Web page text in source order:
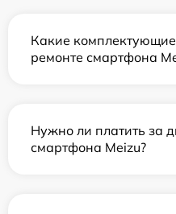
Какие
ремонте смартфона
Нужно ли платить за
смартфона Meizu?